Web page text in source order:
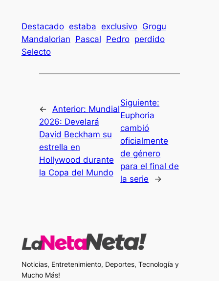
Destacado estaba exclusivo Grogu
Mandalorian Pascal Pedro perdido
Selecto
← Anterior: Mundial
2026: Develará
David Beckham su
estrella en
Hollywood durante
la Copa del Mundo
Siguiente:
Euphoria
cambió
oficialmente
de género
para el final de
la serie
→
Noticias, Entretenimiento, Deportes, Tecnología y
Mucho Más!